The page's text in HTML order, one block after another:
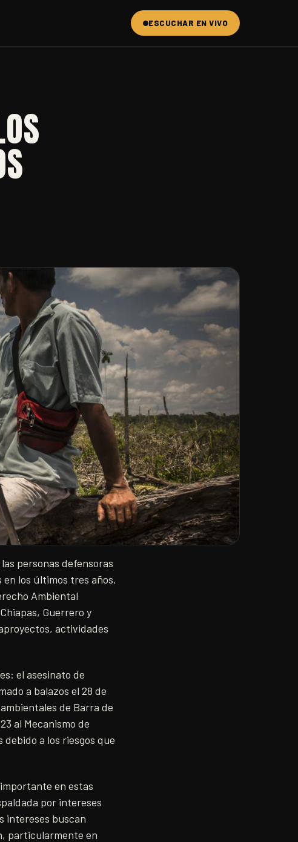
ESCUCHAR EN VIVO
personas defensoras
los últimos tres años,
Ambiental
Guerrero y
actividades
el asesinato de
a balazos el 28 de
de Barra de
al Mecanismo de
a los riesgos que
en estas
por intereses
intereses buscan
particularmente en